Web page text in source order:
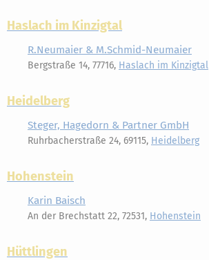
Haslach im Kinzigtal
R.Neumaier & M.Schmid-Neumaier
Bergstraße 14, 77716, Haslach im Kinzigtal
Heidelberg
Steger, Hagedorn & Partner GmbH
Ruhrbacherstraße 24, 69115, Heidelberg
Hohenstein
Karin Baisch
An der Brechstatt 22, 72531, Hohenstein
Hüttlingen